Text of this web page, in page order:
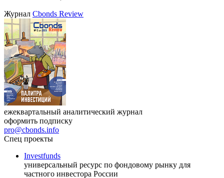
VIII международная конференция «Рынок капитала
Республики Узбекистан»
17.09.2026, Ташкент
ЖурналCbonds Review
оформить подписку
pro@cbonds.info
Спец проекты